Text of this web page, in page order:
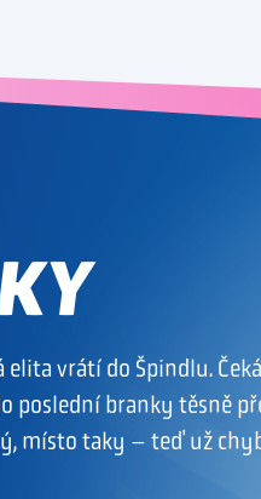
vrátí do Špindlu. Čeká
poslední branky těsně
místo taky – teď už